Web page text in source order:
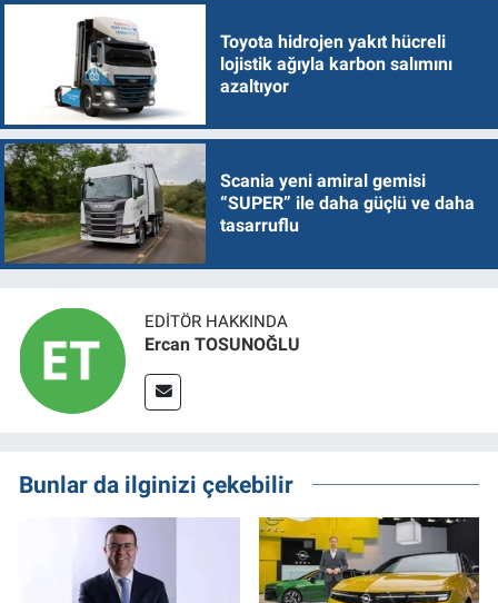
Toyota hidrojen yakıt hücreli
lojistik ağıyla karbon salımını
azaltıyor
Scania yeni amiral gemisi
“SUPER” ile daha güçlü ve daha
tasarruflu
EDITÖR HAKKINDA
Ercan TOSUNOĞLU
Bunlar da ilginizi çekebilir